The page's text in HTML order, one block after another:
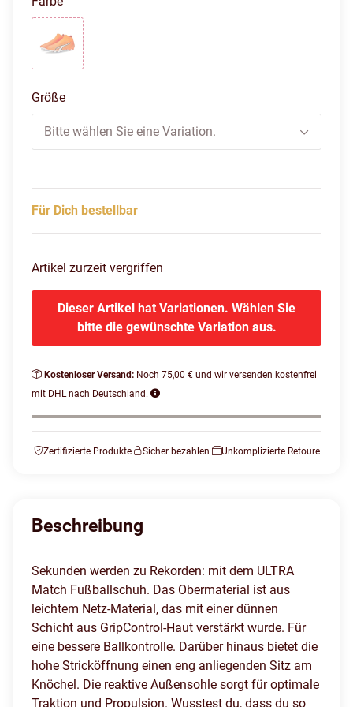
Größe
Bitte wählen Sie eine Variation.
Für Dich bestellbar
Artikel zurzeit vergriffen
Dieser Artikel hat Variationen. Wählen Sie
bitte die gewünschte Variation aus.
Kostenloser Versand: Noch 75,00 € und wir versenden kostenfrei
mit DHL nach Deutschland.
Zertifizierte Produkte Sicher bezahlen Unkomplizierte Retoure
Beschreibung
Sekunden werden zu Rekorden: mit dem ULTRA
Match Fußballschuh. Das Obermaterial ist aus
leichtem Netz-Material, das mit einer dünnen
Schicht aus GripControl-Haut verstärkt wurde. Für
eine bessere Ballkontrolle. Darüber hinaus bietet die
hohe Stricköffnung einen eng anliegenden Sitz am
Knöchel. Die reaktive Außensohle sorgt für optimale
Traktion und Propulsion. Wusstest du, dass du so